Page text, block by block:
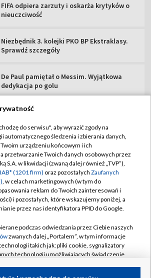
FIFA odpiera zarzuty i oskarża krytyków o
nieuczciwość
Niezbędnik 3. kolejki PKO BP Ekstraklasy.
Sprawdź szczegóły
De Paul pamiętał o Messim. Wyjątkowa
dedykacja po golu
TVP
Abonament TVP
Sklep TVP
Biuro Reklamy
Oferta Handlowa
Emisja w TVP
Rada Programowa
Ogłoszenia przetargowe
Regulamin TVP
Polityka prywatności
Moje zgody
Biuro reklamy
Kanały
Polska Spółka Akcyjna w likwidacji
do serwisu", aby wyrazić zgody na
automatycznego śledzenia i zbierania danych,
urządzeniu końcowym i ich
przetwarzanie Twoich danych osobowych przez
S.A. w likwidacji (zwaną dalej również „TVP”),
(1201 firm) oraz pozostałych Zaufanych
, w celach marketingowych (w tym do
reklam do Twoich zainteresowań i
i pozostałych, które wskazujemy poniżej, a
przez nas identyfikatora PPID do Google.
podczas odwiedzania przez Ciebie naszych
zwanych dalej „Portalem”, w tym informacje
takich jak: pliki cookie, sygnalizatory
technologii umożliwiających świadczenie